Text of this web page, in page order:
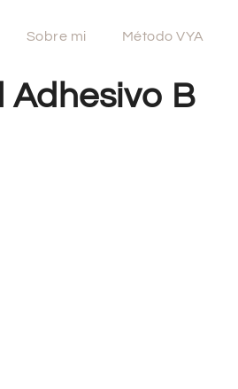
Sobre mi Método VYA
Adhesivo B